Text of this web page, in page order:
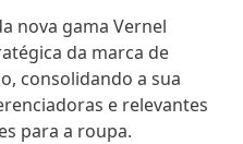
nova gama Vernel
da marca de
consolidando a sua
e relevantes
para a roupa.